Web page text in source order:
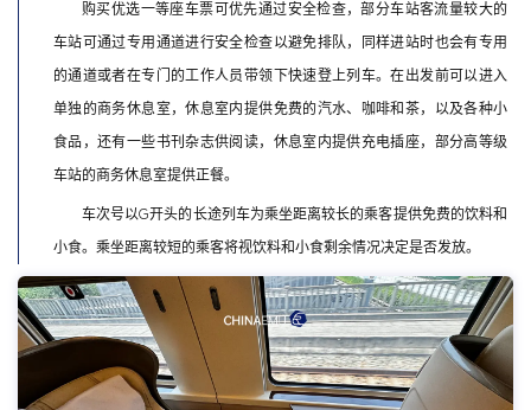
购买优选一等座车票可优先通过安全检查，部分车站客流量较大的
车站可通过专用通道进行安全检查以避免排队，同样进站时也会有专用
的通道或者在专门的工作人员带领下快速登上列车。在出发前可以进入
单独的商务休息室，休息室内提供免费的汽水、咖啡和茶，以及各种小
食品，还有一些书刊杂志供阅读，休息室内提供充电插座，部分高等级
车站的商务休息室提供正餐。
车次号以G开头的长途列车为乘坐距离较长的乘客提供免费的饮料和
小食。乘坐距离较短的乘客将视饮料和小食剩余情况决定是否发放。